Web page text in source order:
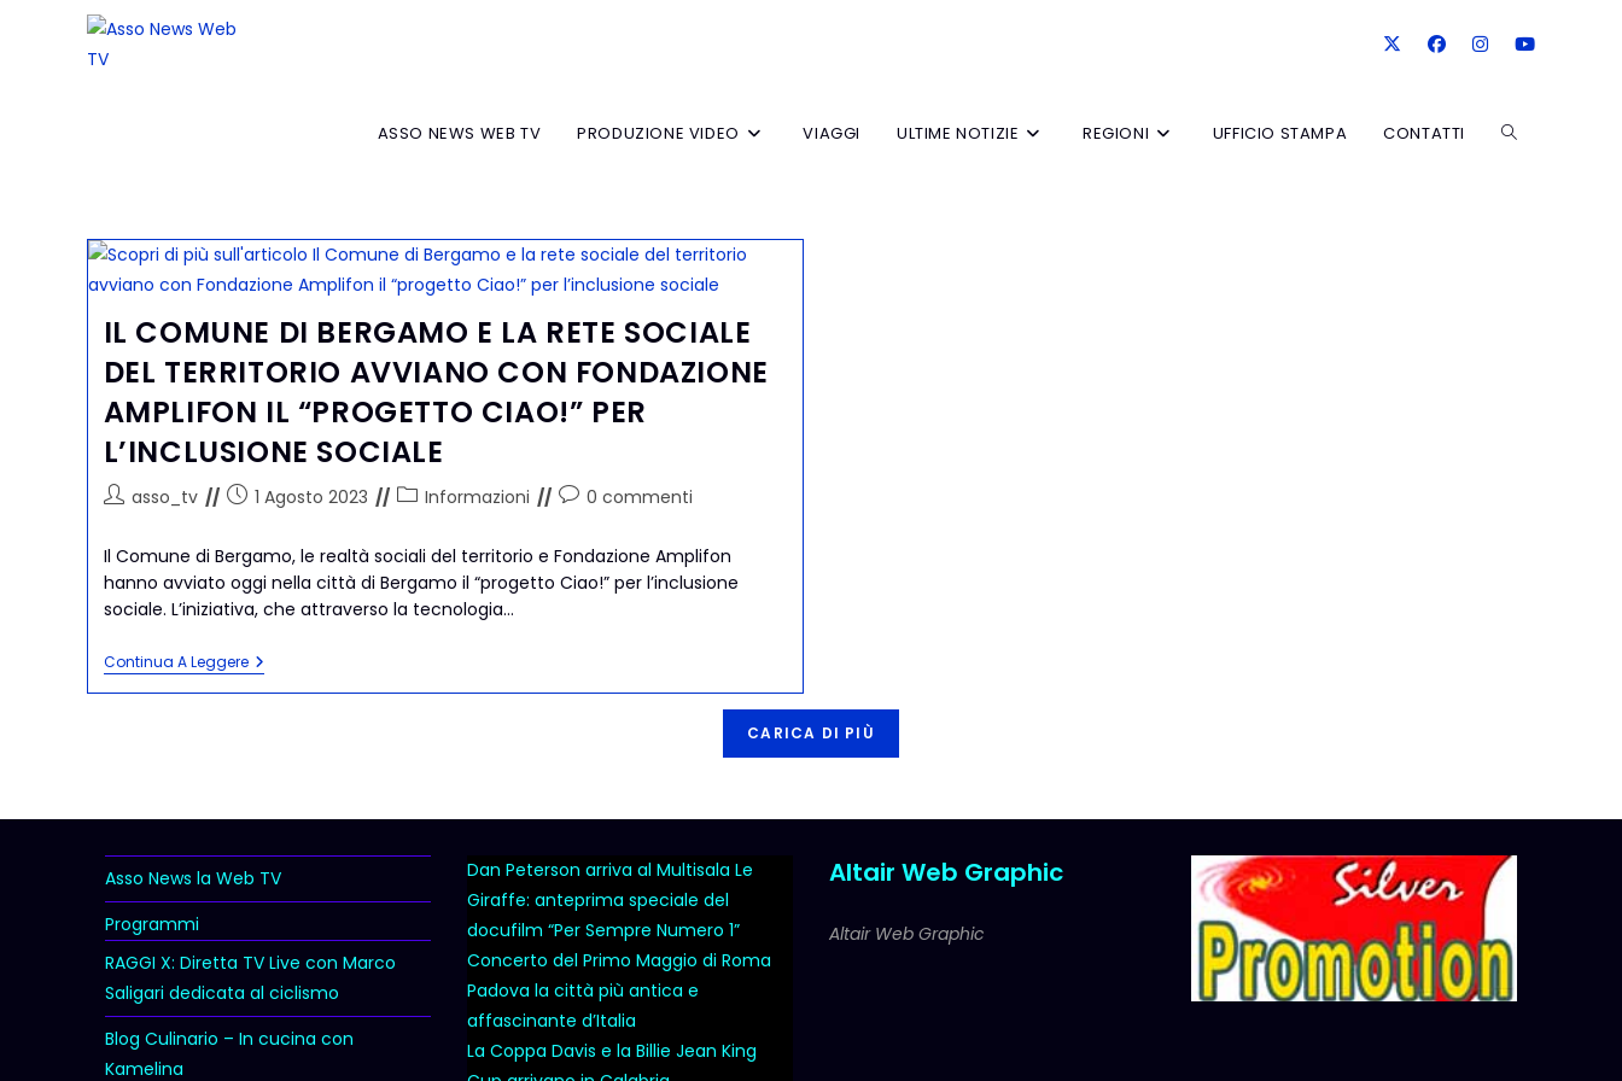
ASSO NEWS WEB TV PRODUZIONE VIDEO VIAGGI ULTIME NOTIZIE REGIONI UFFICIO STAMPA CONTATTI
IL COMUNE DI BERGAMO E LA RETE SOCIALE
DEL TERRITORIO AVVIANO CON FONDAZIONE
AMPLIFON IL “PROGETTO CIAO!” PER
L’INCLUSIONE SOCIALE
asso_tv 1 Agosto 2023 Informazioni 0 commenti
Il Comune di Bergamo, le realtà sociali del territorio e Fondazione Amplifon
hanno avviato oggi nella città di Bergamo il “progetto Ciao!” per l’inclusione
sociale. L’iniziativa, che attraverso la tecnologia…
Continua A Leggere
CARICA DI PIÙ
Asso News la Web TV
Programmi
RAGGI X: Diretta TV Live con Marco
Saligari dedicata al ciclismo
Blog Culinario – In cucina con
Kamelina
Dan Peterson arriva al Multisala Le
Giraffe: anteprima speciale del
docufilm “Per Sempre Numero 1”
Concerto del Primo Maggio di Roma
Padova la città più antica e
affascinante d’Italia
La Coppa Davis e la Billie Jean King
Altair Web Graphic
Altair Web Graphic